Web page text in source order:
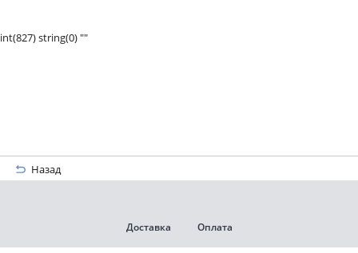
int(827) string(0) ""
Назад
Доставка Оплата